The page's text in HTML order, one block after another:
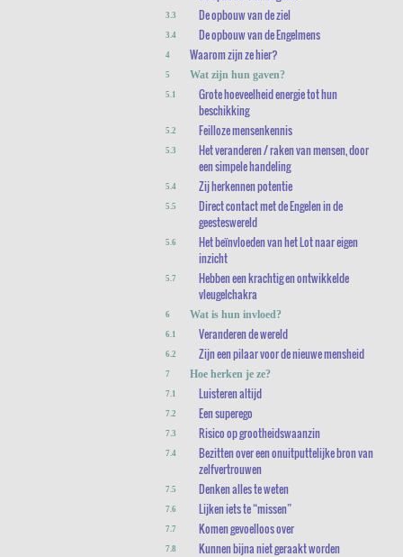
3.3 De opbouw van de ziel
3.4 De opbouw van de Engelmens
4 Waarom zijn ze hier?
5 Wat zijn hun gaven?
5.1
Grote hoeveelheid energie tot hun
beschikking
5.2 Feilloze mensenkennis
5.3
Het veranderen / raken van mensen, door
een simpele handeling
5.4 Zij herkennen potentie
5.5
Direct contact met de Engelen in de
geesteswereld
5.6
Het beïnvloeden van het Lot naar eigen
inzicht
5.7
Hebben een krachtig en ontwikkelde
vleugelchakra
6 Wat is hun invloed?
6.1 Veranderen de wereld
6.2 Zijn een pilaar voor de nieuwe mensheid
7 Hoe herken je ze?
7.1 Luisteren altijd
7.2 Een superego
7.3 Risico op grootheidswaanzin
7.4
Bezitten over een onuitputtelijke bron van
zelfvertrouwen
7.5 Denken alles te weten
7.6 Lijken iets te “missen”
7.7 Komen gevoelloos over
7.8 Kunnen bijna niet geraakt worden